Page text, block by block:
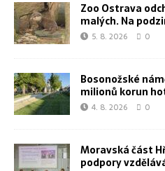
Zoo Ostrava
malých. Na
5. 8. 2026 0
Bosonožské
milionů korun
4. 8. 2026 0
Moravská část
podpory